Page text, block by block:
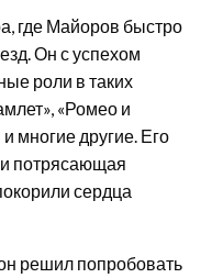
где Майоров быстро
Он с успехом
роли в таких
«Ромео и
многие другие. Его
потрясающая
сердца
решил попробовать